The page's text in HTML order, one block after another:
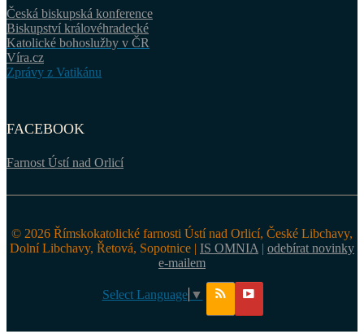
Česká biskupská konference
Biskupství královéhradecké
Katolické bohoslužby v ČR
Víra.cz
Zprávy z Vatikánu
FACEBOOK
Farnost Ústí nad Orlicí
© 2026 Římskokatolické farnosti Ústí nad Orlicí, České Libchavy,
Dolní Libchavy, Řetová, Sopotnice | IS OMNIA | odebírat novinky
e-mailem
Select Language ▼